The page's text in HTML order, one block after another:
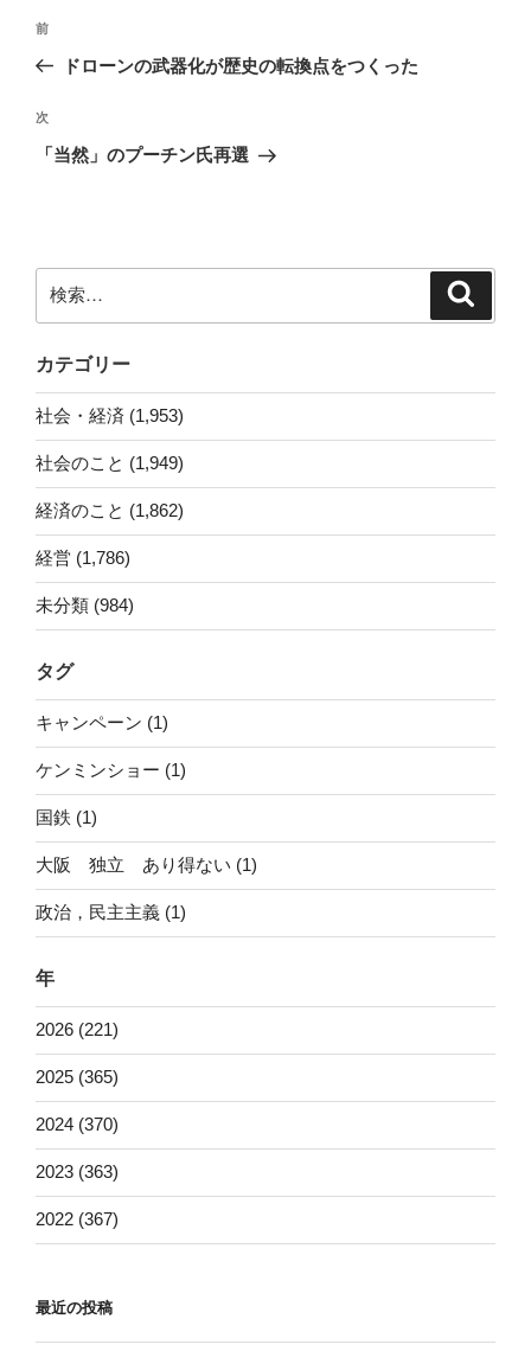
投
ビ
ゲ
ン
前
の
稿
前
ドローンの武器化が歴史の転換点をつくった
次
の
次
「当然」のプーチン氏再選
索:
カテゴリー
社会・経済 (1,953)
社会のこと (1,949)
経済のこと (1,862)
経営 (1,786)
未分類 (984)
タグ
キャンペーン (1)
ケンミンショー (1)
国鉄 (1)
大阪 独立 あり得ない (1)
政治，民主主義 (1)
年
2026 (221)
2025 (365)
2024 (370)
2023 (363)
2022 (367)
最近の投稿